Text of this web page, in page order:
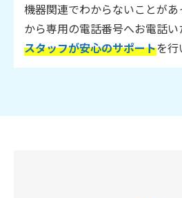
機器関連でわからないことが
から専用の電話番号へお電話い
スタッフが安心のサポートを行